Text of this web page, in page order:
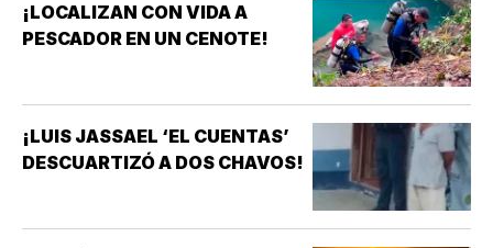
¡LOCALIZAN CON VIDA A
PESCADOR EN UN CENOTE!
¡LUIS JASSAEL ‘EL CUENTAS’
DESCUARTIZÓ A DOS CHAVOS!